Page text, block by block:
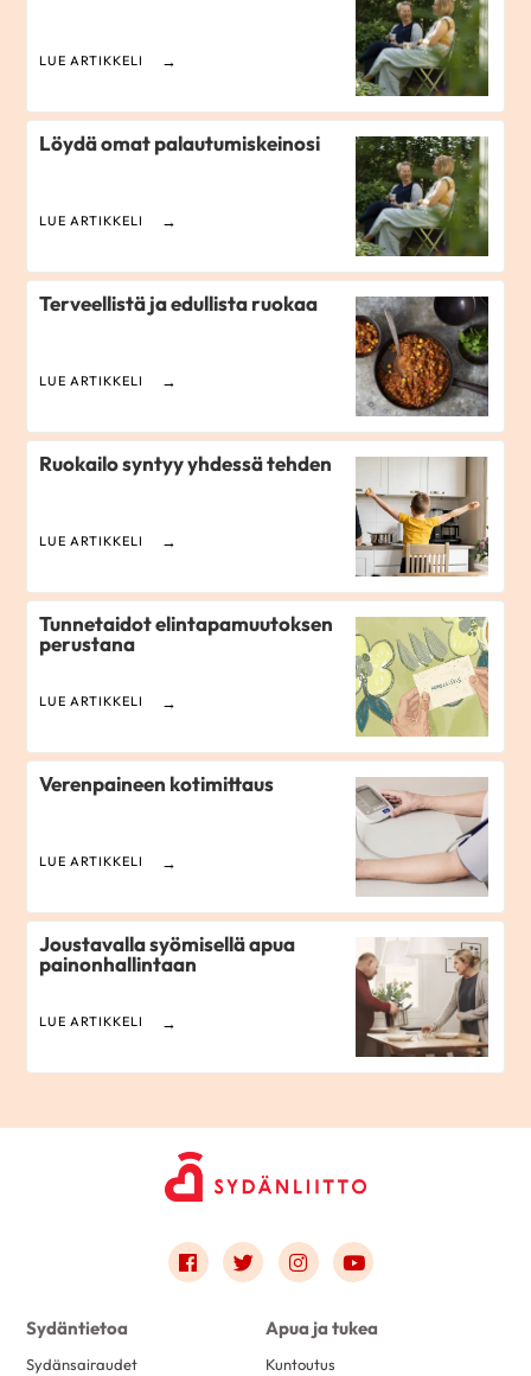
LUE ARTIKKELI
Löydä omat palautumiskeinosi
LUE ARTIKKELI
Terveellistä ja edullista ruokaa
LUE ARTIKKELI
Ruokailo syntyy yhdessä tehden
LUE ARTIKKELI
Tunne­taidot elintapamuutoksen
perustana
LUE ARTIKKELI
Verenpaineen kotimittaus
LUE ARTIKKELI
Joustavalla syömisellä apua
painonhallintaan
LUE ARTIKKELI
Link to facebook
Link to twitter
Link to instagram
Link to youtube
Sydäntietoa
Sydänsairaudet
Apua ja tukea
Kuntoutus